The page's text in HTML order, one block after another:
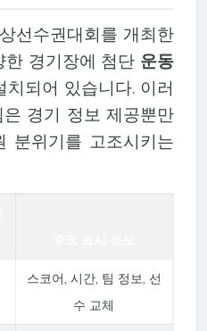
선수권대회를 개최한
한 경기장에 첨단 운동
치되어 있습니다. 이러
경기 정보 제공뿐만
분위기를 고조시키는
스코어, 시간, 팀 정보, 선
수 교체